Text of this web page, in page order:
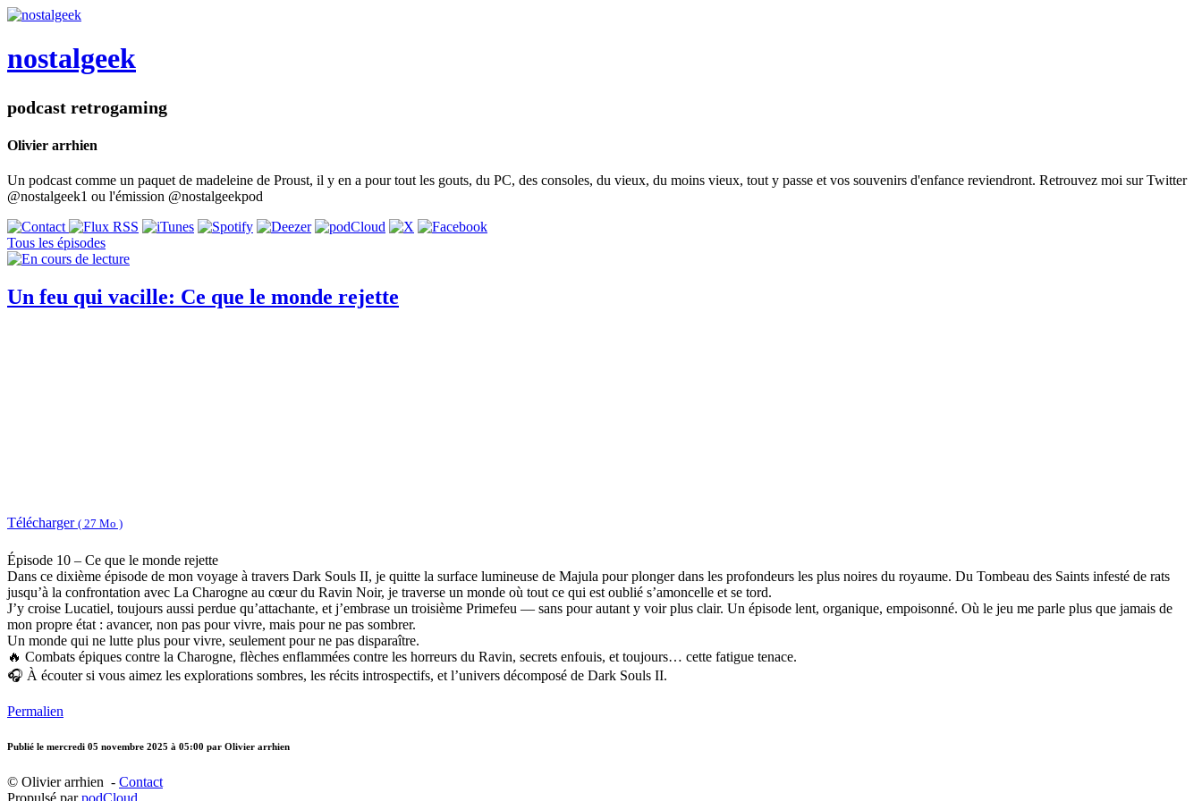
nostalgeek
podcast retrogaming
Olivier arrhien
Un podcast comme un paquet de madeleine de Proust, il y en a pour tout les gouts, du PC, des consoles, du vieux, du moins vieux, tout y passe et vos souvenirs d'enfance reviendront. Retrouvez moi sur Twitter
@nostalgeek1 ou l'émission @nostalgeekpod
Tous les épisodes
Un feu qui vacille: Ce que le monde rejette
Télécharger ( 27 Mo )
Épisode 10 – Ce que le monde rejette
Dans ce dixième épisode de mon voyage à travers Dark Souls II, je quitte la surface lumineuse de Majula pour plonger dans les profondeurs les plus noires du royaume. Du Tombeau des Saints infesté de rats
jusqu’à la confrontation avec La Charogne au cœur du Ravin Noir, je traverse un monde où tout ce qui est oublié s’amoncelle et se tord.
J’y croise Lucatiel, toujours aussi perdue qu’attachante, et j’embrase un troisième Primefeu — sans pour autant y voir plus clair. Un épisode lent, organique, empoisonné. Où le jeu me parle plus que jamais de
mon propre état : avancer, non pas pour vivre, mais pour ne pas sombrer.
Un monde qui ne lutte plus pour vivre, seulement pour ne pas disparaître.
🔥 Combats épiques contre la Charogne, flèches enflammées contre les horreurs du Ravin, secrets enfouis, et toujours… cette fatigue tenace.
🎧 À écouter si vous aimez les explorations sombres, les récits introspectifs, et l’univers décomposé de Dark Souls II.
Permalien
Publié le mercredi 05 novembre 2025 à 05:00 par Olivier arrhien
© Olivier arrhien - Contact
Propulsé parpodCloud